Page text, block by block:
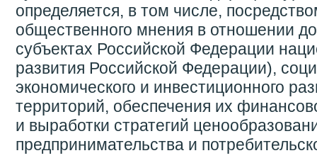
определяется, в том числе,
общественного мнения в отношении
субъектах Российской Федерации
развития Российской Федерации),
экономического и инвестиционного
территорий, обеспечения их
и выработки стратегий
предпринимательства и